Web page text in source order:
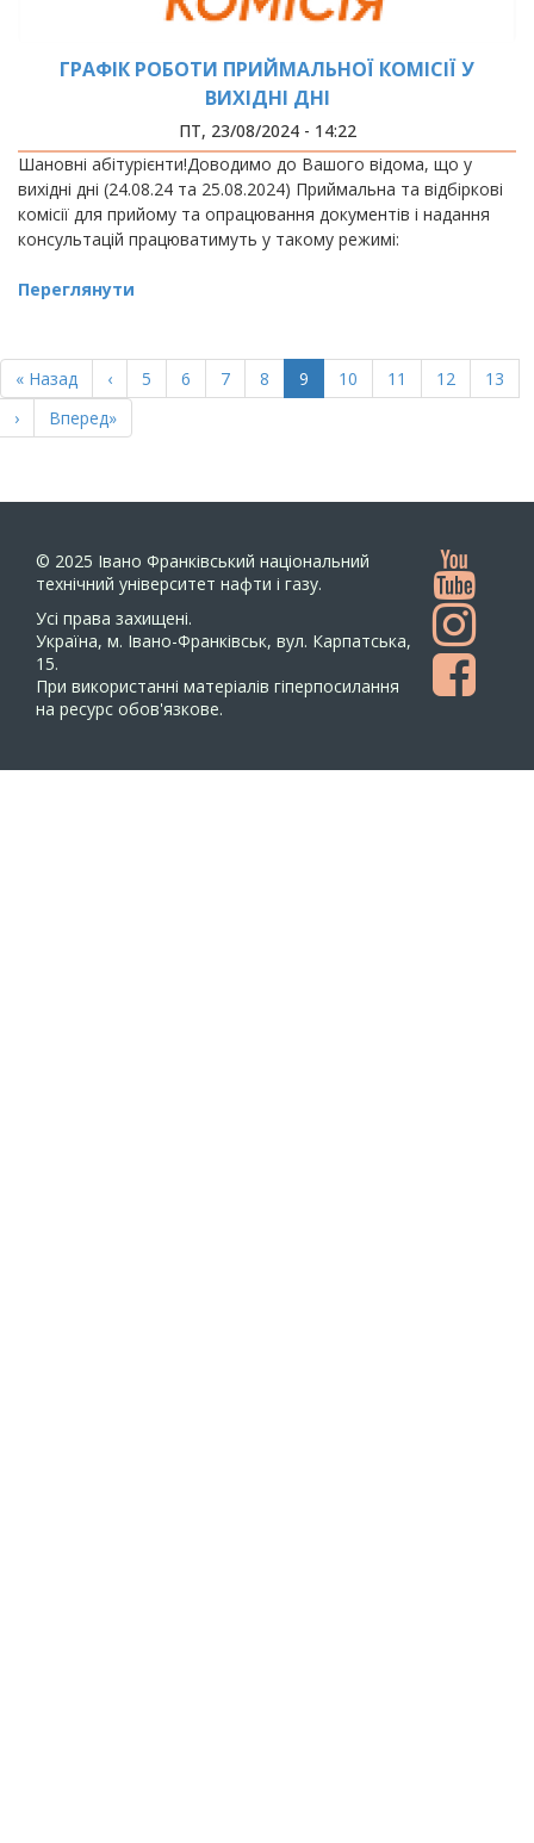
ГРАФІК РОБОТИ ПРИЙМАЛЬНОЇ КОМІСІЇ У
ВИХІДНІ ДНІ
ПТ, 23/08/2024 - 14:22
Шановні абітурієнти!Доводимо до Вашого відома, що у
вихідні дні (24.08.24 та 25.08.2024) Приймальна та відбіркові
комісії для прийому та опрацювання документів і надання
консультацій працюватимуть у такому режимі:
Переглянути
НА
СТОРІНКИ
Перша
сторінка
« Назад
Попередня
сторінка
‹ Page
5 Page
6 Page
7 Page
8
Поточна
сторінка
9 Page
10 Page
11 Page
12 Page
13
Наступна
сторінка
›
Остання
сторінка
Вперед»
© 2025 Івано Франківський національний
технічний університет нафти і газу.
Усi права захищенi.
Україна, м. Івано-Франківськ, вул. Карпатська,
15.
При використанні матеріалів гіперпосилання
на ресурс обов'язкове.